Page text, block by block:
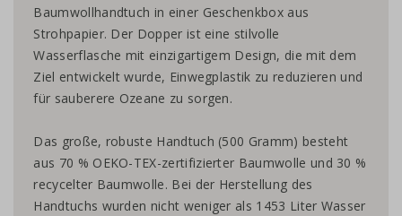
Baumwollhandtuch in einer Geschenkbox aus
Strohpapier. Der Dopper ist eine stilvolle
Wasserflasche mit einzigartigem Design, die mit dem
Ziel entwickelt wurde, Einwegplastik zu reduzieren und
für sauberere Ozeane zu sorgen.
Das große, robuste Handtuch (500 Gramm) besteht
aus 70 % OEKO-TEX-zertifizierter Baumwolle und 30 %
recycelter Baumwolle. Bei der Herstellung des
Handtuchs wurden nicht weniger als 1453 Liter Wasser